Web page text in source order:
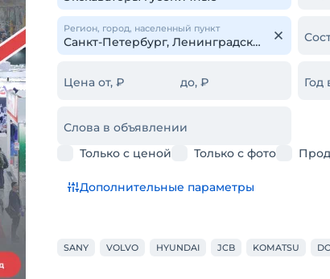
Регион, город, населенный пункт
Цена от, ₽ до, ₽ Год
Слова в объявлении
Только с ценой
Только с фото
Дополнительные параметры
SANY VOLVO HYUNDAI JCB KOMATSU